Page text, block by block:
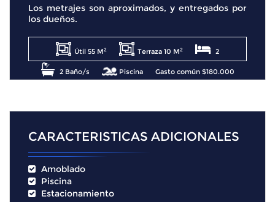
Los metrajes son aproximados, y entregados por
los dueños.
Útil 55 M2 Terraza 10 M2 2
2 Baño/s Piscina Gasto común $180.000
CARACTERISTICAS ADICIONALES
Amoblado
Piscina
Estacionamiento